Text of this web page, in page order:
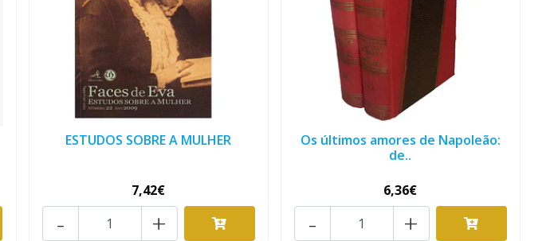
ESTUDOS SOBRE A MULHER
7,42€
+
-
Os últimos amores de Napoleão:
de..
6,36€
+
-